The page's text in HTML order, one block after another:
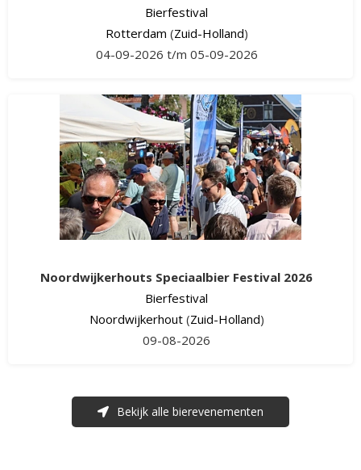
Bierfestival
Rotterdam (Zuid-Holland)
04-09-2026 t/m 05-09-2026
Noordwijkerhouts Speciaalbier Festival 2026
Bierfestival
Noordwijkerhout(Zuid-Holland)
09-08-2026
Bekijk alle bierevenementen